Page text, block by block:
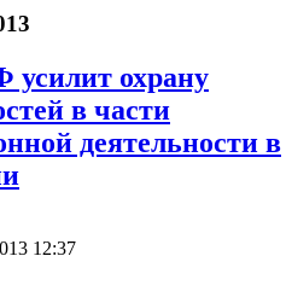
усилит охрану
в части
деятельности в
12:37